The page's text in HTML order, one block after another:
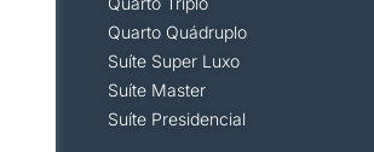
Quarto Quádruplo
Suíte Super Luxo
Suíte Master
Suíte Presidencial